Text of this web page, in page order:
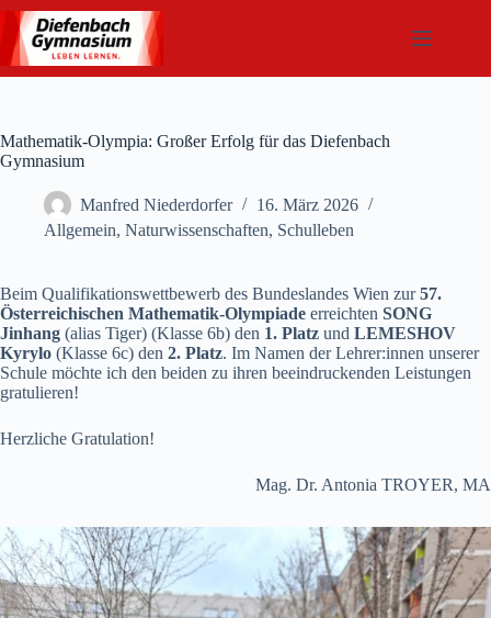
Zum
Inhalt
springen
Mathematik-Olympia: Großer Erfolg für das Diefenbach
Gymnasium
Manfred Niederdorfer
16. März 2026
Allgemein, Naturwissenschaften, Schulleben
Beim Qualifikationswettbewerb des Bundeslandes Wien zur57.
Österreichischen Mathematik‑Olympiade erreichten SONG
Jinhang (alias Tiger) (Klasse 6b) den 1. Platz und LEMESHOV
Kyrylo (Klasse 6c) den 2. Platz. Im Namen der Lehrer:innen unserer
Schule möchte ich den beiden zu ihren beeindruckenden Leistungen
gratulieren!
Herzliche Gratulation!
Mag. Dr. Antonia TROYER, MA